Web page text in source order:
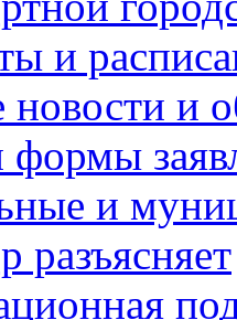
и
и
формы
и
разъясняет